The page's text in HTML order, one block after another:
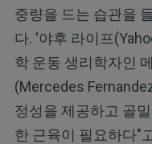
중량을 드는 습관을
다. '야후 라이프
학 운동 생리학자인
(Mercedes
정성을 제공하고 골
한 근육이 필요하다"